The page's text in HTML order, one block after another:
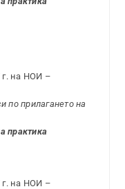
г. на НОИ –
по прилагането на
практика
г. на НОИ –